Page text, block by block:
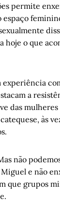
permite
hoje o que
experiência
a
das
às
não
e não
que grupos